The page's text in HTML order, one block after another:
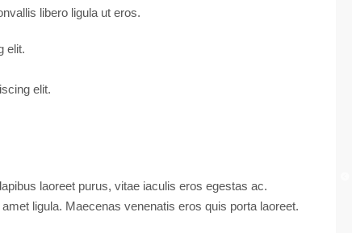
libero ligula ut eros.
elit.
elit.
laoreet purus, vitae iaculis eros egestas ac.
ligula. Maecenas venenatis eros quis porta laoreet.